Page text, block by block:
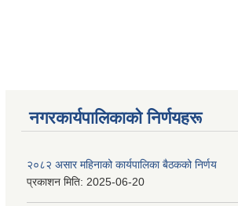
नगरकार्यपालिकाकाे निर्णयहरू
२०८२ असार महिनाको कार्यपालिका बैठकको निर्णय
प्रकाशन मिति: 2025-06-20